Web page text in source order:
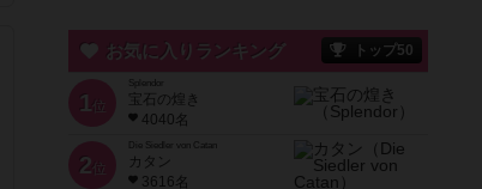
お気に入りランキング トップ50
1 位
宝石の煌き
4040名
2 位
Die Siedler von Catan
カタン
3616名